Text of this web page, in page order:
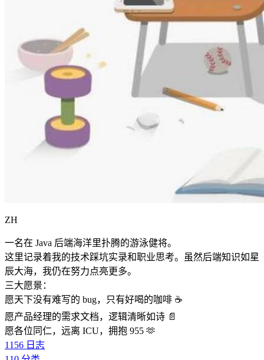
ZH
一名在 Java 后端海洋里扑腾的游泳健将。
这里记录着我的技术踩坑实录和职业思考。虽然后端知识如星
辰大海，我仍在努力点亮更多。
三大愿景：
愿天下没有难写的 bug，只有好喝的咖啡 ☕️
愿产品经理的需求文档，逻辑清晰如诗 📄
愿各位同仁，远离 ICU，拥抱 955 🫶
1156 日志